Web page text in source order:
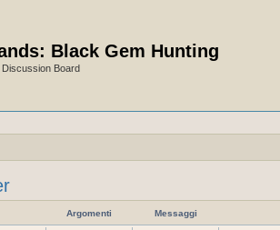
Black Gem Hunting
Board
Argomenti Messaggi